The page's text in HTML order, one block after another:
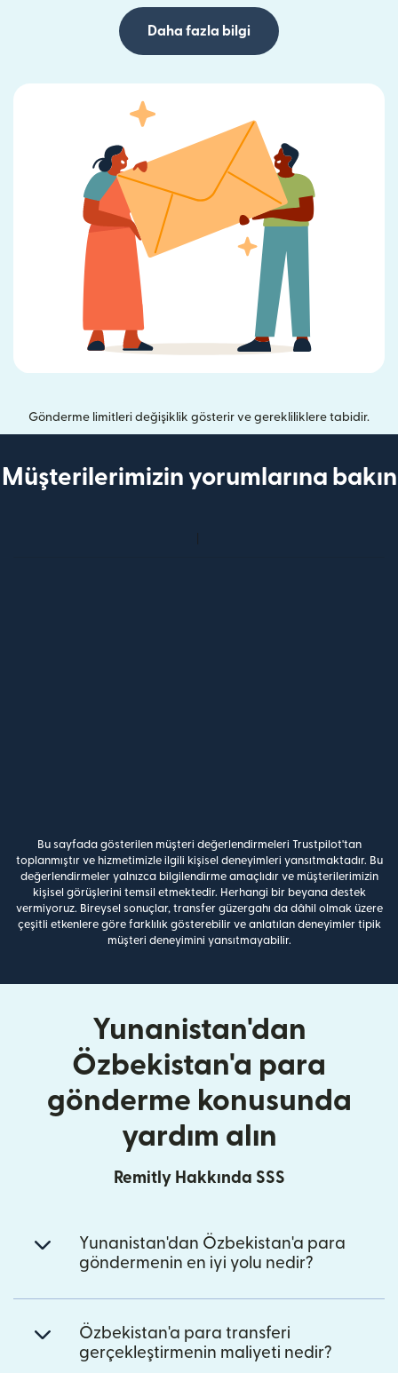
Daha fazla bilgi
Gönderme limitleri değişiklik gösterir ve gerekliliklere tabidir.
Müşterilerimizin yorumlarına bakın
Bu sayfada gösterilen müşteri değerlendirmeleri Trustpilot'tan
toplanmıştır ve hizmetimizle ilgili kişisel deneyimleri yansıtmaktadır. Bu
değerlendirmeler yalnızca bilgilendirme amaçlıdır ve müşterilerimizin
kişisel görüşlerini temsil etmektedir. Herhangi bir beyana destek
vermiyoruz. Bireysel sonuçlar, transfer güzergahı da dâhil olmak üzere
çeşitli etkenlere göre farklılık gösterebilir ve anlatılan deneyimler tipik
müşteri deneyimini yansıtmayabilir.
Yunanistan'dan
Özbekistan'a para
gönderme konusunda
yardım alın
Remitly Hakkında SSS
Yunanistan'dan Özbekistan'a para
göndermenin en iyi yolu nedir?
Özbekistan'a para transferi
gerçekleştirmenin maliyeti nedir?